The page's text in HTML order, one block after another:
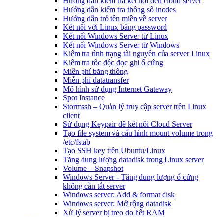
Hướng dẫn kiểm tra thông số inodes
Hướng dẫn trỏ tên miền về server
Kết nối với Linux bằng password
Kết nối Windows Server từ Linux
Kết nối Windows Server từ Windows
Kiểm tra tình trạng tài nguyên của server Linux
Kiểm tra tốc độc đọc ghi ổ cứng
Miễn phí băng thông
Miễn phí datatransfer
Mô hình sử dụng Internet Gateway
Spot Instance
Stormssh – Quản lý truy cập server trên Linux
client
Sử dụng Keypair để kết nối Cloud Server
Tạo file system và cấu hình mount volume trong
/etc/fstab
Tạo SSH key trên Ubuntu/Linux
Tăng dung lượng datadisk trong Linux server
Volume – Snapshot
Windows Server - Tăng dung lượng ổ cứng
không cần tắt server
Windows server: Add & format disk
Windows server: Mở rộng datadisk
Xử lý server bị treo do hết RAM